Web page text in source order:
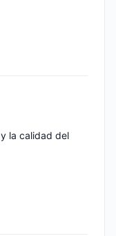
la calidad del